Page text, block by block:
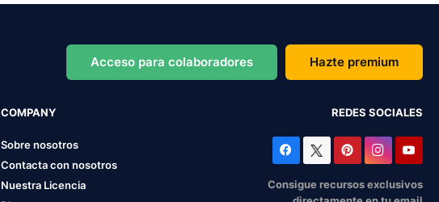
Acceso para colaboradores Hazte premium
COMPANY
Sobre nosotros
Contacta con nosotros
Nuestra Licencia
REDES SOCIALES
Consigue recursos exclusivos